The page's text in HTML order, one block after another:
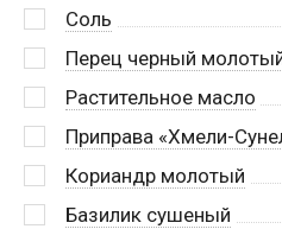
Соль
Перец черный
Растительное масло
Приправа «Хмели-
Кориандр молотый
Базилик сушеный